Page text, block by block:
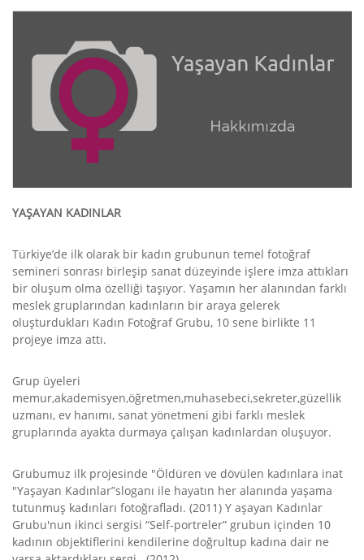
YAŞAYAN KADINLAR
Türkiye’de ilk olarak bir kadın grubunun temel fotoğraf
semineri sonrası birleşip sanat düzeyinde işlere imza attıkları
bir oluşum olma özelliği taşıyor. Yaşamın her alanından farklı
meslek gruplarından kadınların bir araya gelerek
oluşturdukları Kadın Fotoğraf Grubu, 10 sene birlikte 11
projeye imza attı.
Grup üyeleri
memur,akademisyen,öğretmen,muhasebeci,sekreter,güzellik
uzmanı, ev hanımı, sanat yönetmeni gibi farklı meslek
gruplarında ayakta durmaya çalışan kadınlardan oluşuyor.
Grubumuz ilk projesinde "Öldüren ve dövülen kadınlara inat
"Yaşayan Kadınlar”sloganı ile hayatın her alanında yaşama
tutunmuş kadınları fotoğrafladı. (2011) Y aşayan Kadınlar
Grubu'nun ikinci sergisi “Self-portreler” grubun içinden 10
kadının objektiflerini kendilerine doğrultup kadına dair ne